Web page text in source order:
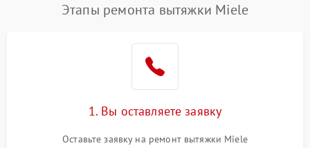
Этапы ремонта вытяжки Miele
1. Вы оставляете заявку
Оставьте заявку на ремонт вытяжки Miele